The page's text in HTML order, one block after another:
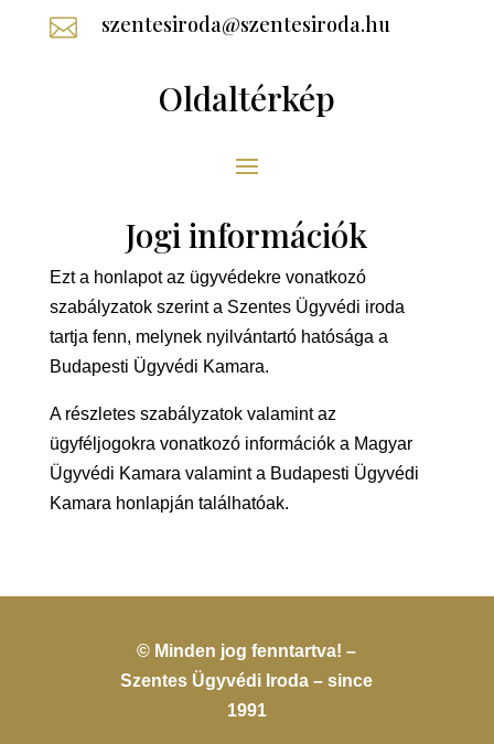
 szentesiroda@szentesiroda.hu
Oldaltérkép
Jogi információk
Ezt a honlapot az ügyvédekre vonatkozó
szabályzatok szerint a Szentes Ügyvédi iroda
tartja fenn, melynek nyilvántartó hatósága a
Budapesti Ügyvédi Kamara.
A részletes szabályzatok valamint az
ügyféljogokra vonatkozó információk a Magyar
Ügyvédi Kamara valamint a Budapesti Ügyvédi
Kamara honlapján találhatóak.
© Minden jog fenntartva! –
Szentes Ügyvédi Iroda – since
1991